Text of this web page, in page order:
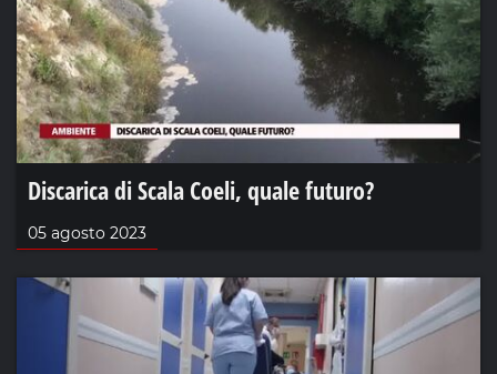
Discarica di Scala Coeli, quale futuro?
05 agosto 2023